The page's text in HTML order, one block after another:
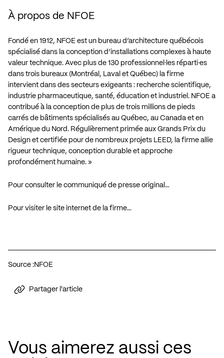
À propos de NFOE
Fondé en 1912, NFOE est un bureau d’architecture québécois
spécialisé dans la conception d’installations complexes à haute
valeur technique. Avec plus de 130 professionnel·les réparti·es
dans trois bureaux (Montréal, Laval et Québec) la firme
intervient dans des secteurs exigeants : recherche scientifique,
industrie pharmaceutique, santé, éducation et industriel. NFOE a
contribué à la conception de plus de trois millions de pieds
carrés de bâtiments spécialisés au Québec, au Canada et en
Amérique du Nord. Régulièrement primée aux Grands Prix du
Design et certifiée pour de nombreux projets LEED, la firme allie
rigueur technique, conception durable et approche
profondément humaine. »
Pour consulter le communiqué de presse original…
Pour visiter le site internet de la firme…
Source :NFOE
Partager l'article
Vous aimerez aussi ces